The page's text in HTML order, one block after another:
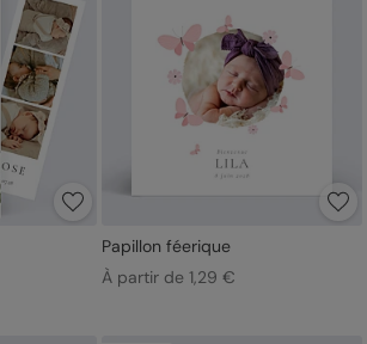
Papillon féerique
À partir de 1,29 €